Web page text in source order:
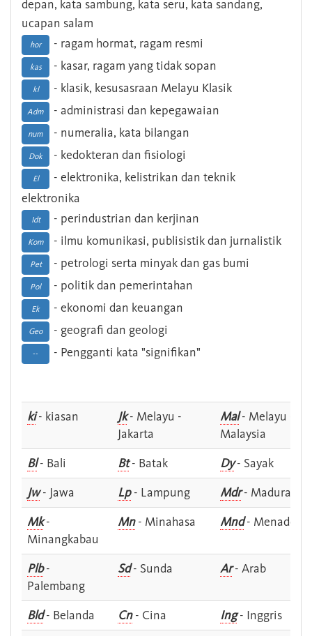
depan, kata sambung, kata seru, kata sandang,
ucapan salam
hor - ragam hormat, ragam resmi
kas - kasar, ragam yang tidak sopan
kl - klasik, kesusasraan Melayu Klasik
Adm - administrasi dan kepegawaian
num - numeralia, kata bilangan
Dok - kedokteran dan fisiologi
El
- elektronika, kelistrikan dan teknik
elektronika
Idt - perindustrian dan kerjinan
Kom - ilmu komunikasi, publisistik dan jurnalistik
Pet - petrologi serta minyak dan gas bumi
Pol - politik dan pemerintahan
Ek - ekonomi dan keuangan
Geo - geografi dan geologi
-- - Pengganti kata "signifikan"
ki- kiasan Jk- Melayu -
Jakarta
Mal- Melayu -
Malaysia
Bl- Bali Bt- Batak Dy- Sayak
Jw- Jawa Lp- Lampung Mdr- Madura
Mk-
Minangkabau
Mn- Minahasa Mnd- Menado
Plb-
Palembang
Sd- Sunda Ar- Arab
Bld- Belanda Cn- Cina Ing- Inggris